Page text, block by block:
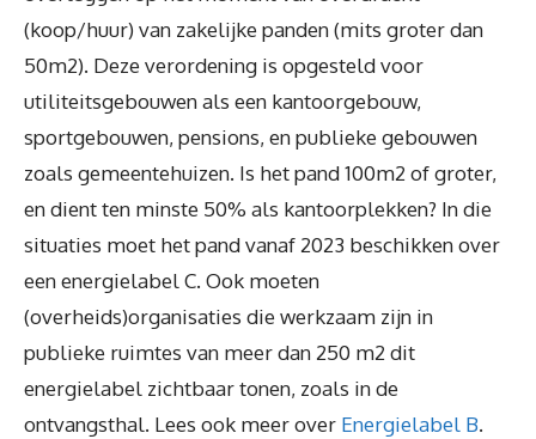
(koop/huur) van zakelijke panden (mits groter dan
50m2). Deze verordening is opgesteld voor
utiliteitsgebouwen als een kantoorgebouw,
sportgebouwen, pensions, en publieke gebouwen
zoals gemeentehuizen. Is het pand 100m2 of groter,
en dient ten minste 50% als kantoorplekken? In die
situaties moet het pand vanaf 2023 beschikken over
een energielabel C. Ook moeten
(overheids)organisaties die werkzaam zijn in
publieke ruimtes van meer dan 250 m2 dit
energielabel zichtbaar tonen, zoals in de
ontvangsthal. Lees ook meer over Energielabel B.